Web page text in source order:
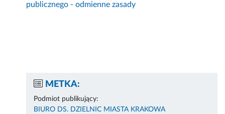
publicznego - odmienne zasady
METKA:
Podmiot publikujący:
BIURO DS. DZIELNIC MIASTA KRAKOWA